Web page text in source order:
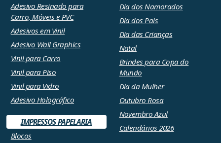
Adesivo Resinado para
Carro, Móveis e PVC
Adesivos em Vinil
Adesivo Wall Graphics
Vinil para Carro
Vinil para Piso
Vinil para Vidro
Adesivo Holográfico
IMPRESSOS PAPELARIA
Blocos
Dia dos Namorados
Dia dos Pais
Dia das Crianças
Natal
Brindes para Copa do
Mundo
Dia da Mulher
Outubro Rosa
Novembro Azul
Calendários 2026